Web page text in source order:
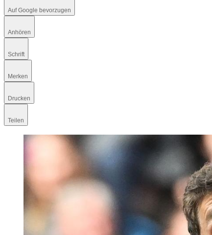
Auf Google bevorzugen
Anhören
Schrift
Merken
Drucken
Teilen